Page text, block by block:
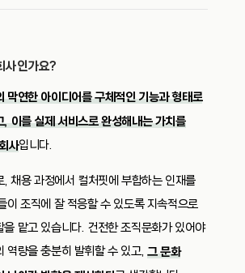
사인가요?
막연한 아이디어를 구체적인 기능과 형태로
, 이를 실제 서비스로 완성해내는 가치를
사입니다.
채용 과정에서 컬처핏에 부합하는 인재를
이 조직에 잘 적응할 수 있도록 지속적으로
을 맡고 있습니다. 건전한 조직문화가 있어야
역량을 충분히 발휘할 수 있고, 그 문화